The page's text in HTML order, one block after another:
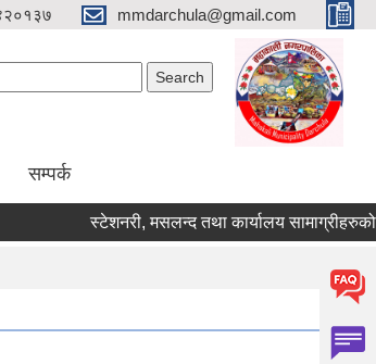
mmdarchula@gmail.com
सम्पर्क
स्टेशनरी, मसलन्द तथा कार्यालय सामाग्रीहरुको